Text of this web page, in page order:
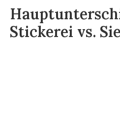
Stickerei vs.